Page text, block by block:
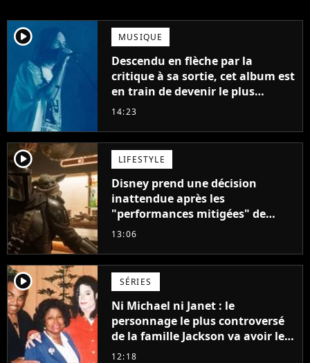
player2 MUSIQUE
Descendu en flèche par la
critique à sa sortie, cet album est
en train de devenir le plus
populaire de son auteur
14:23
player2 LIFESTYLE
Disney prend une décision
inattendue après les
"performances mitigées" de
Vaiana et The Mandalorian &
13:06
player2 SÉRIES
Ni Michael ni Janet : le
personnage le plus controversé
de la famille Jackson va avoir le
droit à sa propre série
12:18